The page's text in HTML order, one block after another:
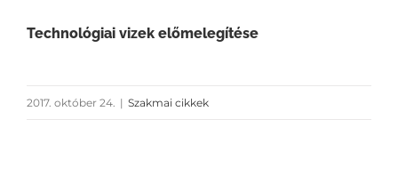
Technológiai vizek előmelegítése
2017. október 24. | Szakmai cikkek